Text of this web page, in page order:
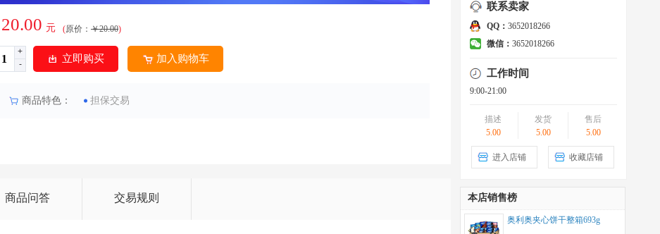
20.00 元 (原价： ￥20.00)
+
-
立即购买 加入购物车
商品特色： 担保交易
商品问答 交易规则
联系卖家
QQ： 3652018266
微信： 3652018266
工作时间
9:00-21:00
描述
5.00
发货
5.00
售后
5.00
进入店铺 收藏店铺
本店销售榜
奥利奥夹心饼干整箱693g